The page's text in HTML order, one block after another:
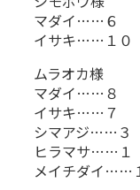
マダイ……６
イサキ……１０
ムラオカ様
マダイ……８
イサキ……７
シマアジ……３
ヒラマサ……１
メイチダイ……